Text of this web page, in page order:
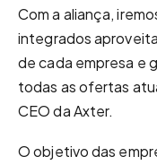
Com a aliança,
integrados
de cada empresa e
todas as ofertas
CEO da Axter.
O objetivo das